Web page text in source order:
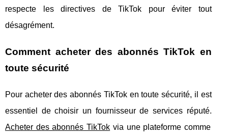
respecte les directives de TikTok pour éviter tout
désagrément.
Comment acheter des abonnés TikTok en
toute sécurité
Pour acheter des abonnés TikTok en toute sécurité, il est
essentiel de choisir un fournisseur de services réputé.
Acheter des abonnés TikTok via une plateforme comme